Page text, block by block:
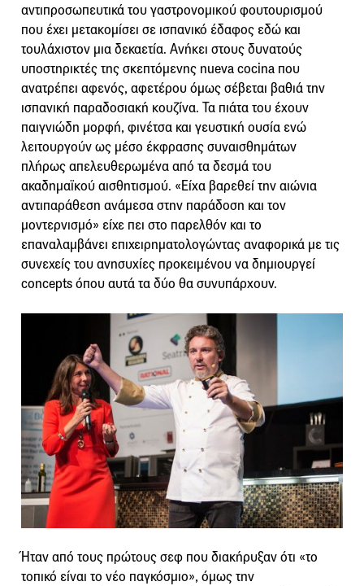
αντιπροσωπευτικά του γαστρονομικού φουτουρισμού
που έχει μετακομίσει σε ισπανικό έδαφος εδώ και
τουλάχιστον μια δεκαετία. Ανήκει στους δυνατούς
υποστηρικτές της σκεπτόμενης nueva cocina που
ανατρέπει αφενός, αφετέρου όμως σέβεται βαθιά την
ισπανική παραδοσιακή κουζίνα. Τα πιάτα του έχουν
παιγνιώδη μορφή, φινέτσα και γευστική ουσία ενώ
λειτουργούν ως μέσο έκφρασης συναισθημάτων
πλήρως απελευθερωμένα από τα δεσμά του
ακαδημαϊκού αισθητισμού. «Είχα βαρεθεί την αιώνια
αντιπαράθεση ανάμεσα στην παράδοση και τον
μοντερνισμό» είχε πει στο παρελθόν και το
επαναλαμβάνει επιχειρηματολογώντας αναφορικά με τις
συνεχείς του ανησυχίες προκειμένου να δημιουργεί
concepts όπου αυτά τα δύο θα συνυπάρχουν.
Ήταν από τους πρώτους σεφ που διακήρυξαν ότι «το
τοπικό είναι το νέο παγκόσμιο», όμως την